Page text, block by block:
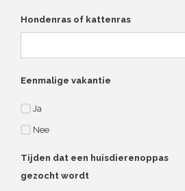
Hondenras of kattenras
Eenmalige vakantie
Ja
Nee
Tijden dat een huisdierenoppas
gezocht wordt